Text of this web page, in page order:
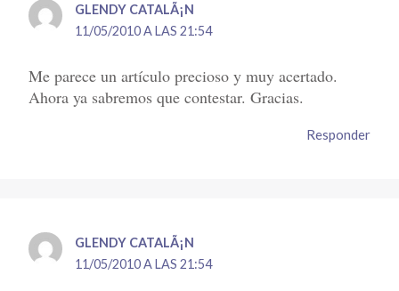
GLENDY CATALÃ¡N
11/05/2010 A LAS 21:54
Me parece un artículo precioso y muy acertado.
Ahora ya sabremos que contestar. Gracias.
Responder
GLENDY CATALÃ¡N
11/05/2010 A LAS 21:54